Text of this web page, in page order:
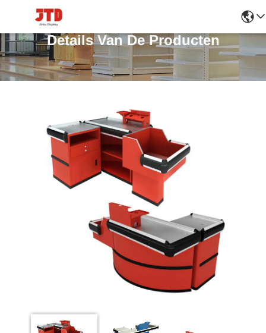
Details Van De Producten